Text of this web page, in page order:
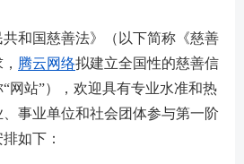
和国慈善法》（以下简称《慈善
腾云网络拟建立全国性的慈善信
网站”），欢迎具有专业水准和热
事业单位和社会团体参与第一阶
如下：